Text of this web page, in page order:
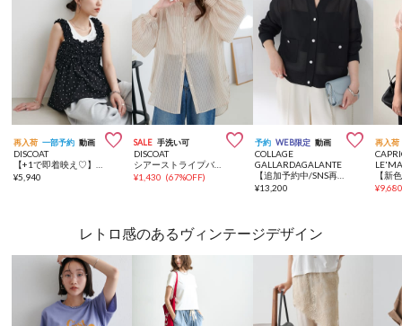
再入荷 一部予約 動画 
DISCOAT
¥5,940
SALE 手洗い可 
DISCOAT
¥1,430 (67%OFF)
予約 WEB限定 動画 
COLLAGE
GALLARDAGALANTE
【追加予約中/SNS再生回数170万】スキッパーメッシュメタルボタンカーディガン
¥13,200
再入荷
¥
レトロ感のあるヴィンテージデザイン